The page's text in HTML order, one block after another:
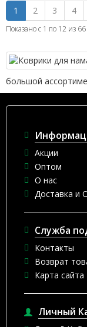
1 2 3 4
Показано с 1 по 12 из
большой
Акции
Оптом
О нас
Доставка и
Служба
Контакты
Возврат
Карта сайта
Личный